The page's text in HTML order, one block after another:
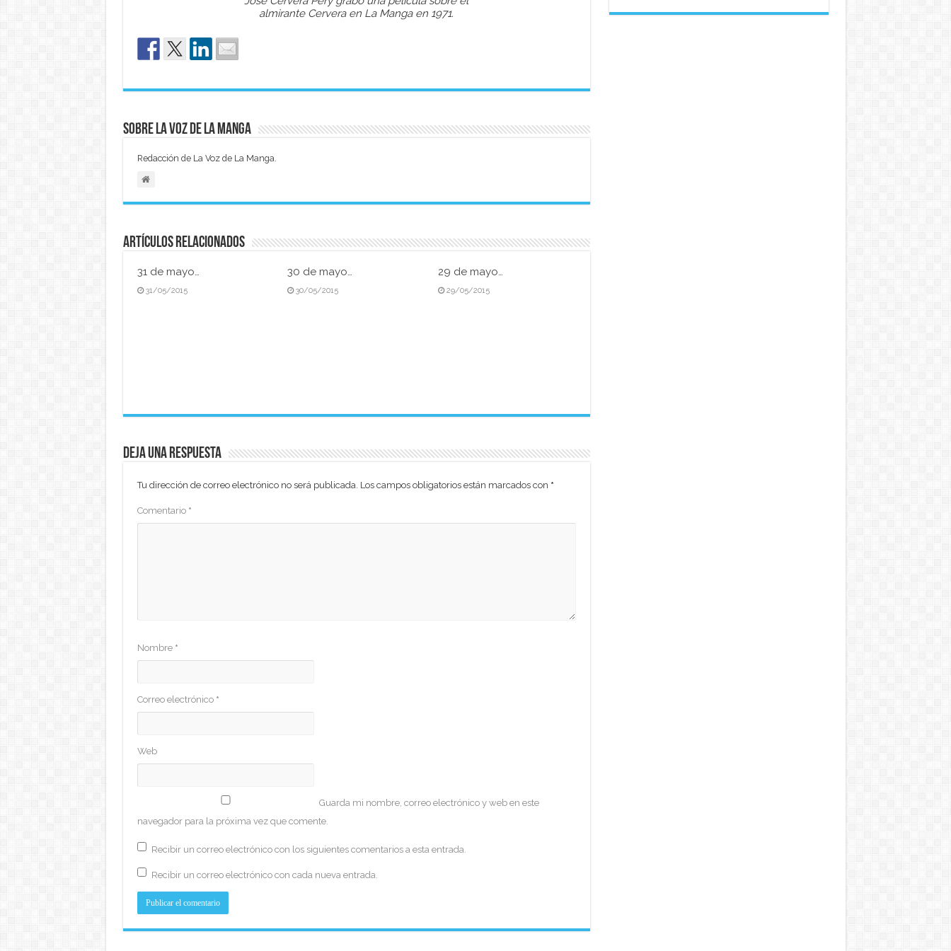
almirante Cervera en La Manga en 1971.
Sobre La Voz de La Manga
Redacción de La Voz de La Manga.
Artículos relacionados
31 de mayo…
31/05/2015
30 de mayo…
30/05/2015
29 de mayo…
29/05/2015
Deja una respuesta
Tu dirección de correo electrónico no será publicada. Los campos obligatorios están marcados con *
Comentario *
Nombre *
Correo electrónico *
Web
Guarda mi nombre, correo electrónico y web en este
navegador para la próxima vez que comente.
Recibir un correo electrónico con los siguientes comentarios a esta entrada.
Recibir un correo electrónico con cada nueva entrada.